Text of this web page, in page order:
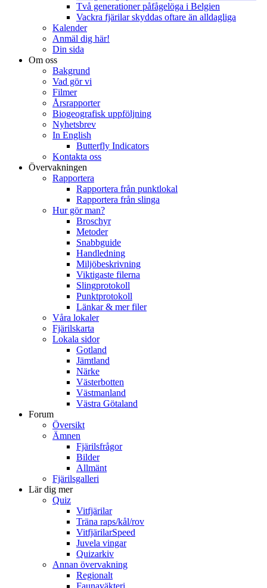
Två generationer påfågelöga i Belgien
Vackra fjärilar skyddas oftare än alldagliga
Kalender
Anmäl dig här!
Din sida
Om oss
Bakgrund
Vad gör vi
Filmer
Årsrapporter
Biogeografisk uppföljning
Nyhetsbrev
In English
Butterfly Indicators
Kontakta oss
Övervakningen
Rapportera
Rapportera från punktlokal
Rapportera från slinga
Hur gör man?
Broschyr
Metoder
Snabbguide
Handledning
Miljöbeskrivning
Viktigaste filerna
Slingprotokoll
Punktprotokoll
Länkar & mer filer
Våra lokaler
Fjärilskarta
Lokala sidor
Gotland
Jämtland
Närke
Västerbotten
Västmanland
Västra Götaland
Forum
Översikt
Ämnen
Fjärilsfrågor
Bilder
Allmänt
Fjärilsgalleri
Lär dig mer
Quiz
Vitfjärilar
Träna raps/kål/rov
VitfjärilarSpeed
Juvela vingar
Quizarkiv
Annan övervakning
Regionalt
Faunaväkteri